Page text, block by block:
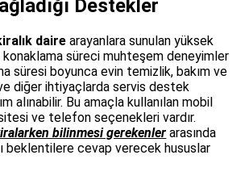
Destekler
dairearayanlara sunulan yüksek
süreci muhteşem deneyimler
süresi boyunca evin temizlik, bakım ve
diğer ihtiyaçlarda servis destek
alınabilir. Bu amaçla kullanılan mobil
ve telefon seçenekleri vardır.
bilinmesi gerekenler arasında
beklentilere cevap verecek hususlar